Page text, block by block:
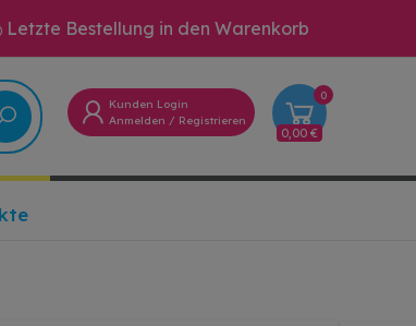
Letzte Bestellung in den Warenkorb
Kunden Login
Anmelden / Registrieren
0
0,00 €